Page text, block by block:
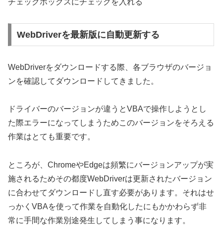
チェックボックスにチェックを入れる
WebDriverを最新版に自動更新する
WebDriverをダウンロードする際、各ブラウザのバージョ
ンを確認してダウンロードしてきました。
ドライバーのバージョンが違うとVBAで操作しようとし
た際エラーになってしまうためこのバージョンをそろえる
作業はとても重要です。
ところが、ChromeやEdgeは頻繁にバージョンアップが実
施されるためその都度WebDriverは更新されたバージョン
に合わせてダウンロードし直す必要があります。それはせ
っかくVBAを使って作業を自動化したにもかかわらず非
常に手間な作業別途発生してしまう事になります。